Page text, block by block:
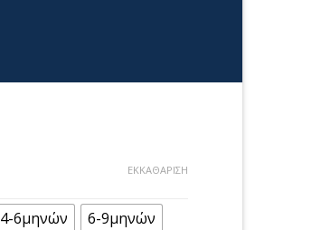
4-6μηνών
6-9μηνών
ΕΚΚΑΘΆΡΙΣΗ